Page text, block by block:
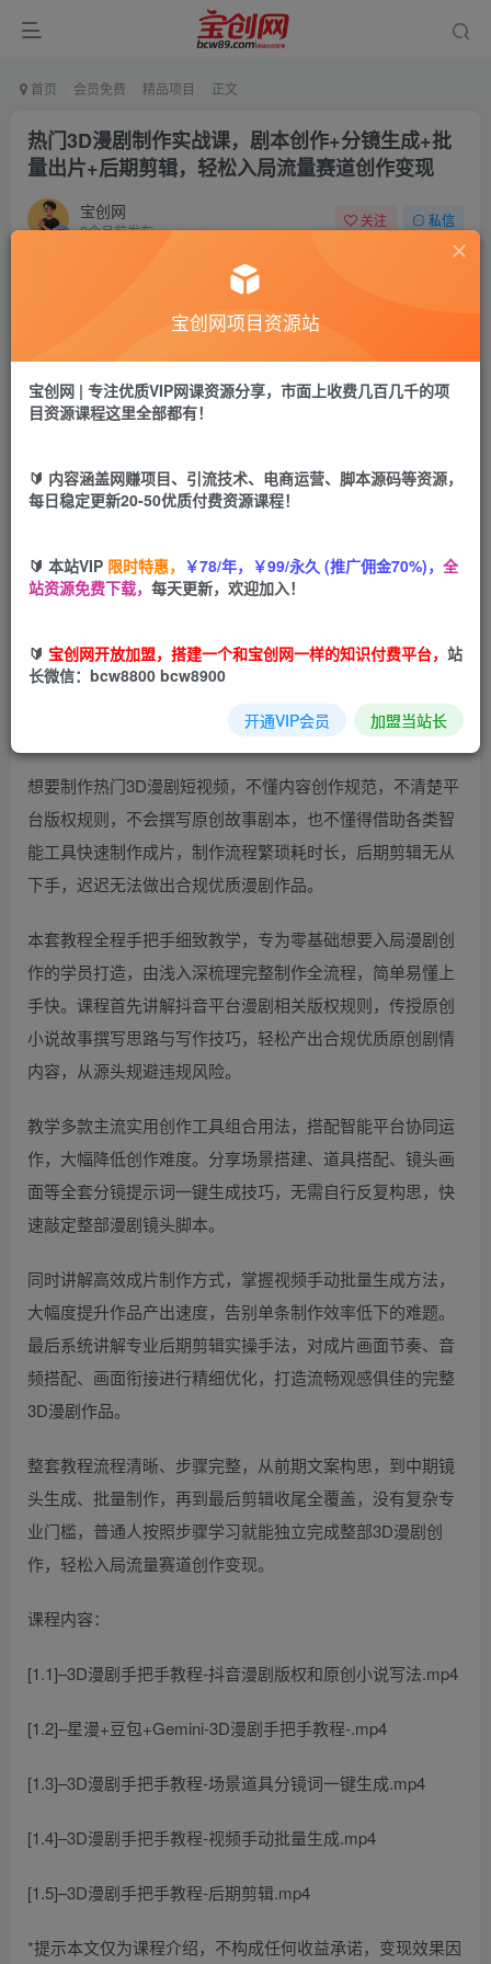
首页 会员免费 精品项目 正文
热门3D漫剧制作实战课，剧本创作+分镜生成+批
量出片+后期剪辑，轻松入局流量赛道创作变现
宝创网
2个月前发布
关注 私信
登录查看
期剪辑，轻松入局流量赛道创作变现
想要制作热门3D漫剧短视频，不懂内容创作规范，不清楚平
台版权规则，不会撰写原创故事剧本，也不懂得借助各类智
能工具快速制作成片，制作流程繁琐耗时长，后期剪辑无从
下手，迟迟无法做出合规优质漫剧作品。
本套教程全程手把手细致教学，专为零基础想要入局漫剧创
作的学员打造，由浅入深梳理完整制作全流程，简单易懂上
手快。课程首先讲解抖音平台漫剧相关版权规则，传授原创
小说故事撰写思路与写作技巧，轻松产出合规优质原创剧情
内容，从源头规避违规风险。
教学多款主流实用创作工具组合用法，搭配智能平台协同运
作，大幅降低创作难度。分享场景搭建、道具搭配、镜头画
面等全套分镜提示词一键生成技巧，无需自行反复构思，快
速敲定整部漫剧镜头脚本。
同时讲解高效成片制作方式，掌握视频手动批量生成方法，
大幅度提升作品产出速度，告别单条制作效率低下的难题。
最后系统讲解专业后期剪辑实操手法，对成片画面节奏、音
频搭配、画面衔接进行精细优化，打造流畅观感俱佳的完整
3D漫剧作品。
整套教程流程清晰、步骤完整，从前期文案构思，到中期镜
头生成、批量制作，再到最后剪辑收尾全覆盖，没有复杂专
业门槛，普通人按照步骤学习就能独立完成整部3D漫剧创
作，轻松入局流量赛道创作变现。
课程内容：
[1.1]–3D漫剧手把手教程-抖音漫剧版权和原创小说写法.mp4
[1.2]–星漫+豆包+Gemini-3D漫剧手把手教程-.mp4
[1.3]–3D漫剧手把手教程-场景道具分镜词一键生成.mp4
[1.4]–3D漫剧手把手教程-视频手动批量生成.mp4
[1.5]–3D漫剧手把手教程-后期剪辑.mp4
*提示本文仅为课程介绍，不构成任何收益承诺，变现效果因
宝创网项目资源站
宝创网 | 专注优质VIP网课资源分享，市面上收费几百几千的项
目资源课程这里全部都有！
🔰 内容涵盖网赚项目、引流技术、电商运营、脚本源码等资源，
每日稳定更新20-50优质付费资源课程！
🔰 本站VIP 限时特惠， ￥78/年，￥99/永久 (推广佣金70%)， 全
站资源免费下载， 每天更新，欢迎加入！
🔰 宝创网开放加盟，搭建一个和宝创网一样的知识付费平台， 站
长微信：bcw8800 bcw8900
开通VIP会员 加盟当站长